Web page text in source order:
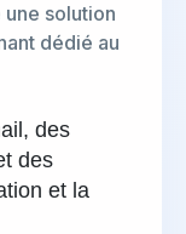
solution
dédié au
des
des
et la